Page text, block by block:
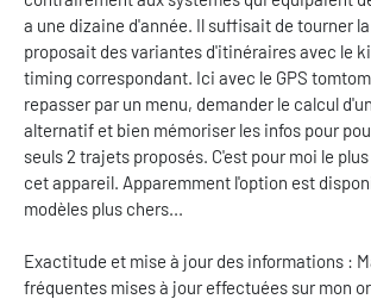
a une dizaine d'année. Il suffisait de tourner
proposait des variantes d'itinéraires avec le
timing correspondant. Ici avec le GPS
repasser par un menu, demander le calcul
alternatif et bien mémoriser les infos pour
seuls 2 trajets proposés. C'est pour moi le
cet appareil. Apparemment l'option est
modèles plus chers...
Exactitude et mise à jour des informations :
fréquentes mises à jour effectuées sur mon